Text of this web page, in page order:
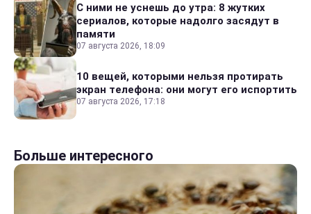
С ними не уснешь до утра: 8 жутких
сериалов, которые надолго засядут в
памяти
07 августа 2026, 18:09
10 вещей, которыми нельзя протирать
экран телефона: они могут его испортить
07 августа 2026, 17:18
Больше интересного